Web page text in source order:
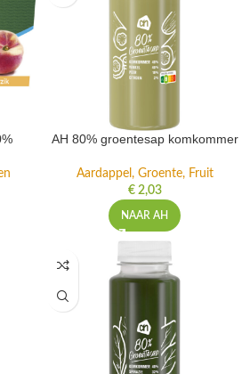
AH 80% groentesap komkommer
Aardappel, Groente, Fruit
€2,03
NAAR AH